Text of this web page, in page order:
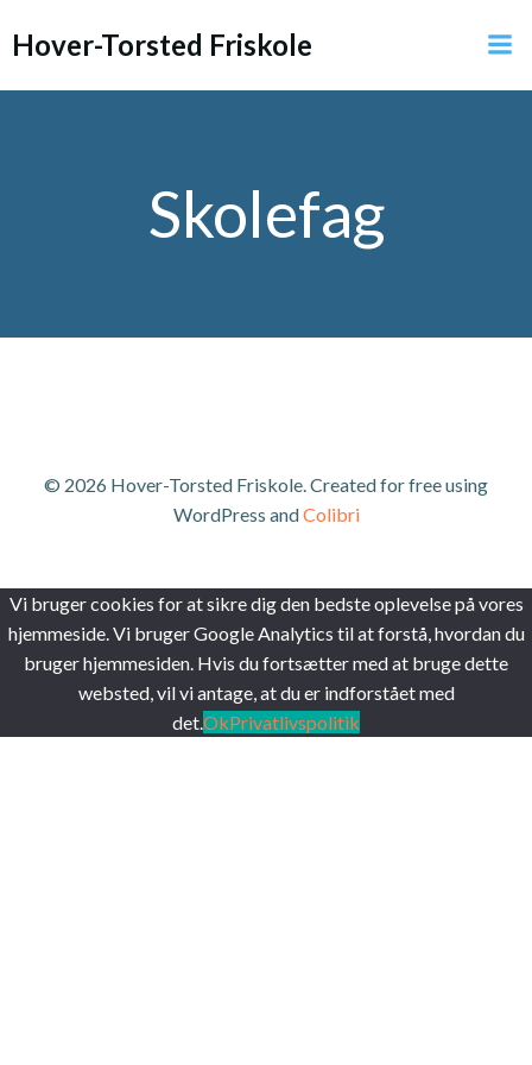
til
Hover-Torsted Friskole
Skolefag
© 2026 Hover-Torsted Friskole. Created for free using
WordPress andColibri
Vi bruger cookies for at sikre dig den bedste oplevelse på vores
hjemmeside. Vi bruger Google Analytics til at forstå, hvordan du
bruger hjemmesiden. Hvis du fortsætter med at bruge dette
websted, vil vi antage, at du er indforstået med
det.OkPrivatlivspolitik